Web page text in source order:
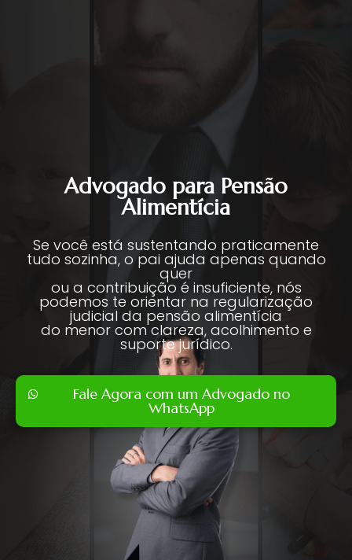
Advogado para Pensão
Alimentícia
Se você está sustentando praticamente
tudo sozinha, o pai ajuda apenas quando
quer
ou a contribuição é insuficiente, nós
podemos te orientar na regularização
judicial da pensão alimentícia
do menor com clareza, acolhimento e
suporte jurídico.
Fale Agora com um Advogado no
WhatsApp